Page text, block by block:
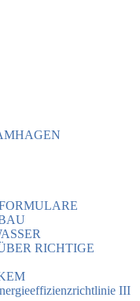
RICHTIGE
III